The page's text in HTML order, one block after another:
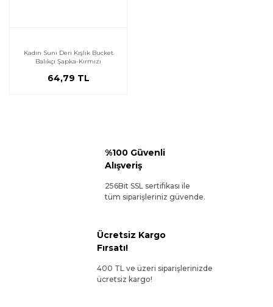
Kadın Suni Deri Kışlık Bucket
Balıkçı Şapka-Kırmızı
64,79 TL
%100 Güvenli
Alışveriş
256Bit SSL sertifikası ile
tüm siparişleriniz güvende.
Ücretsiz Kargo
Fırsatı!
400 TL ve üzeri siparişlerinizde
ücretsiz kargo!